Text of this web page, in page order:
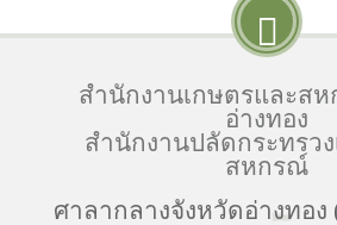
สำนักงานเกษตรและส
อ่างทอง
สำนักงานปลัดกระทรว
สหกรณ์
ศาลากลางจังหวัดอ่างทอ